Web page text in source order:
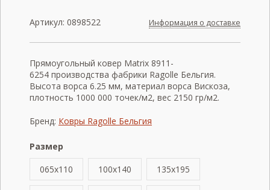
Артикул: 0898522 Информация о доставке
Прямоугольный ковер Matrix 8911-
6254 производства фабрики Ragolle Бельгия.
Высота ворса 6.25 мм, материал ворса Вискоза,
плотность 1000 000 точек/м2, вес 2150 гр/м2.
Бренд: Ковры Ragolle Бельгия
Размер
065x110
100x140 135x195